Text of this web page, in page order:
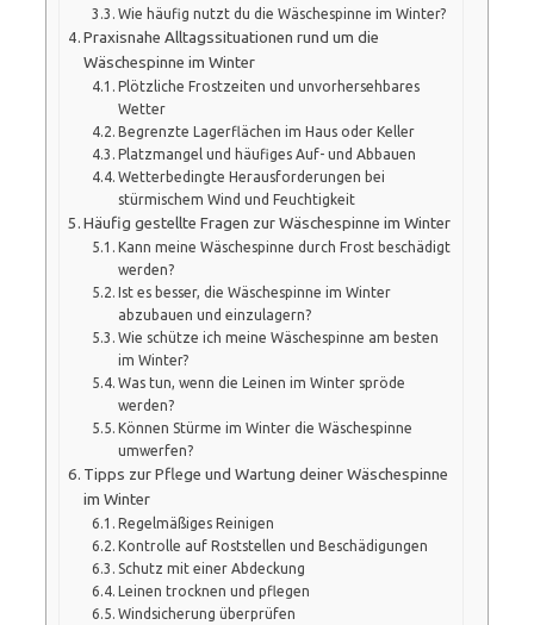
Wie häufig nutzt du die Wäschespinne im Winter?
Praxisnahe Alltagssituationen rund um die
Wäschespinne im Winter
Plötzliche Frostzeiten und unvorhersehbares
Wetter
Begrenzte Lagerflächen im Haus oder Keller
Platzmangel und häufiges Auf- und Abbauen
Wetterbedingte Herausforderungen bei
stürmischem Wind und Feuchtigkeit
Häufig gestellte Fragen zur Wäschespinne im Winter
Kann meine Wäschespinne durch Frost beschädigt
werden?
Ist es besser, die Wäschespinne im Winter
abzubauen und einzulagern?
Wie schütze ich meine Wäschespinne am besten
im Winter?
Was tun, wenn die Leinen im Winter spröde
werden?
Können Stürme im Winter die Wäschespinne
umwerfen?
Tipps zur Pflege und Wartung deiner Wäschespinne
im Winter
Regelmäßiges Reinigen
Kontrolle auf Roststellen und Beschädigungen
Schutz mit einer Abdeckung
Leinen trocknen und pflegen
Windsicherung überprüfen